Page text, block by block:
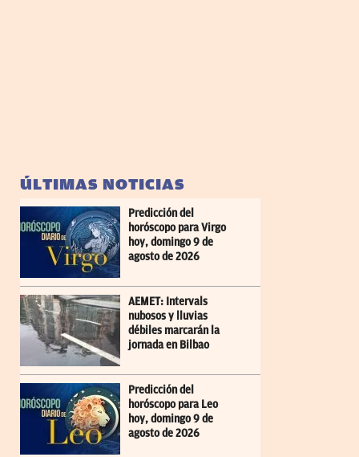
ÚLTIMAS NOTICIAS
Predicción del
horóscopo para Virgo
hoy, domingo 9 de
agosto de 2026
AEMET: Intervals
nubosos y lluvias
débiles marcarán la
jornada en Bilbao
Predicción del
horóscopo para Leo
hoy, domingo 9 de
agosto de 2026